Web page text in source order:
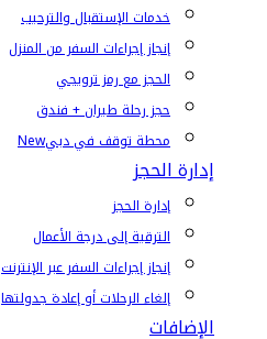
خدمات الإستقبال والترحيب
إنجاز إجراءات السفر من المنزل
الحجز مع رمز ترويجي
حجز رحلة طيران + فندق
محطة توقف في دبيNew
إدارة الحجز
إدارة الحجز
الترقية إلى درجة الأعمال
إنجاز إجراءات السفر عبر الإنترنت
إلغاء الرحلات أو إعادة جدولتها
الإضافات